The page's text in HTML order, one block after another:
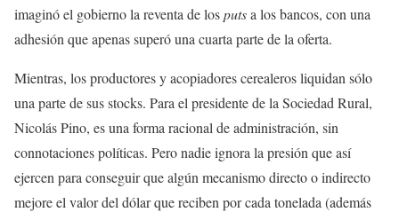
imaginó el gobierno la reventa de losputsa los bancos, con una
adhesión que apenas superó una cuarta parte de la oferta.
Mientras, los productores y acopiadores cerealeros liquidan sólo
una parte de sus stocks. Para el presidente de la Sociedad Rural,
Nicolás Pino, es una forma racional de administración, sin
connotaciones políticas. Pero nadie ignora la presión que así
ejercen para conseguir que algún mecanismo directo o indirecto
mejore el valor del dólar que reciben por cada tonelada (además